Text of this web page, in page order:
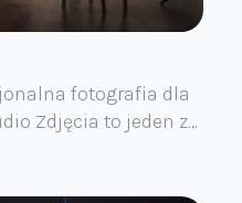
fotografia dla
Zdjęcia to jeden z…